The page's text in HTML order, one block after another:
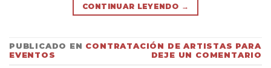
CONTINUAR LEYENDO →
PUBLICADO EN CONTRATACIÓN DE ARTISTAS PARA
EVENTOS
DEJE UN COMENTARIO